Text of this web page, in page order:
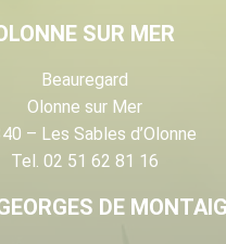
SUR MER
Beauregard
Olonne sur Mer
– Les Sables d’Olonne
Tel. 02 51 62 81 16
DE